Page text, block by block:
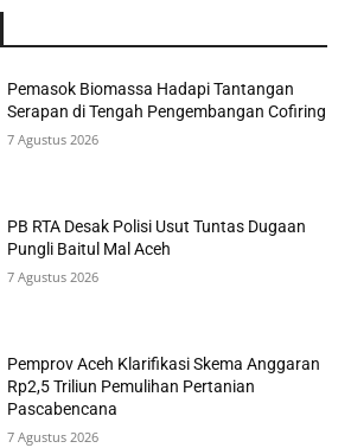
Pemasok Biomassa Hadapi Tantangan
Serapan di Tengah Pengembangan Cofiring
7 Agustus 2026
PB RTA Desak Polisi Usut Tuntas Dugaan
Pungli Baitul Mal Aceh
7 Agustus 2026
Pemprov Aceh Klarifikasi Skema Anggaran
Rp2,5 Triliun Pemulihan Pertanian
Pascabencana
7 Agustus 2026